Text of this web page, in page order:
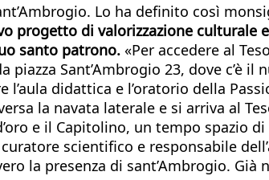
Lo ha definito così
progetto di valorizzazione culturale
santo patrono. «Per accedere al
Sant’Ambrogio 23, dove c’è
didattica e l’oratorio della
la navata laterale e si arriva al
e il Capitolino, un tempo spazio
scientifico e responsabile
la presenza di sant’Ambrogio. Già